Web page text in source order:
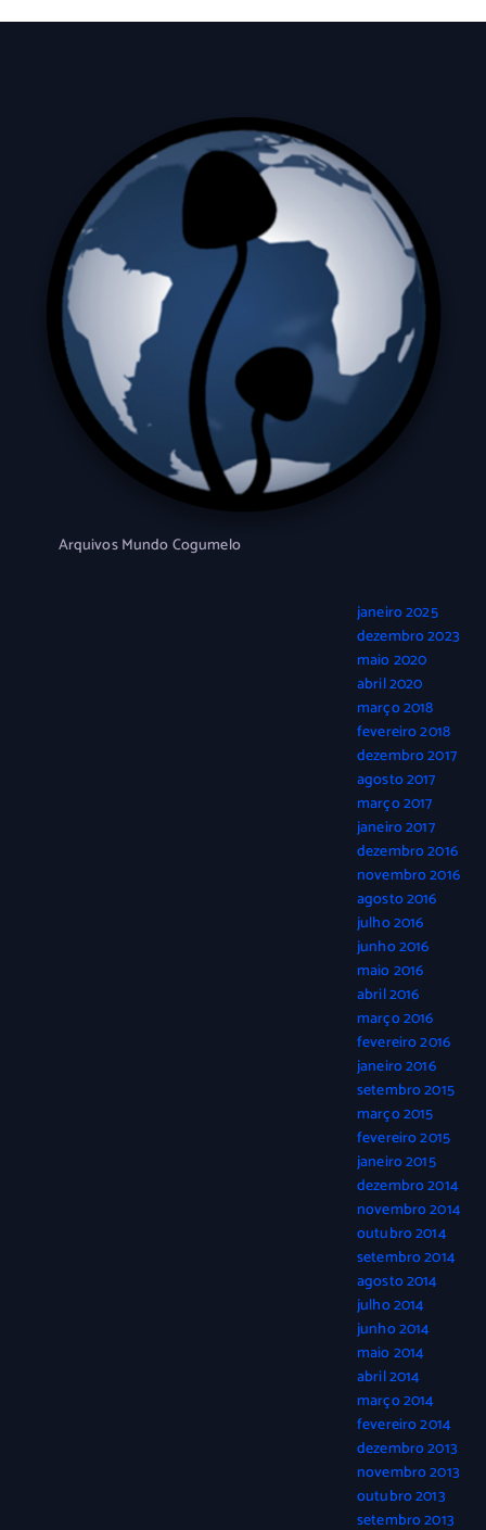
Arquivos Mundo Cogumelo
janeiro 2025
dezembro 2023
maio 2020
abril 2020
março 2018
fevereiro 2018
dezembro 2017
agosto 2017
março 2017
janeiro 2017
dezembro 2016
novembro 2016
agosto 2016
julho 2016
junho 2016
maio 2016
abril 2016
março 2016
fevereiro 2016
janeiro 2016
setembro 2015
março 2015
fevereiro 2015
janeiro 2015
dezembro 2014
novembro 2014
outubro 2014
setembro 2014
agosto 2014
julho 2014
junho 2014
maio 2014
abril 2014
março 2014
fevereiro 2014
dezembro 2013
novembro 2013
outubro 2013
setembro 2013